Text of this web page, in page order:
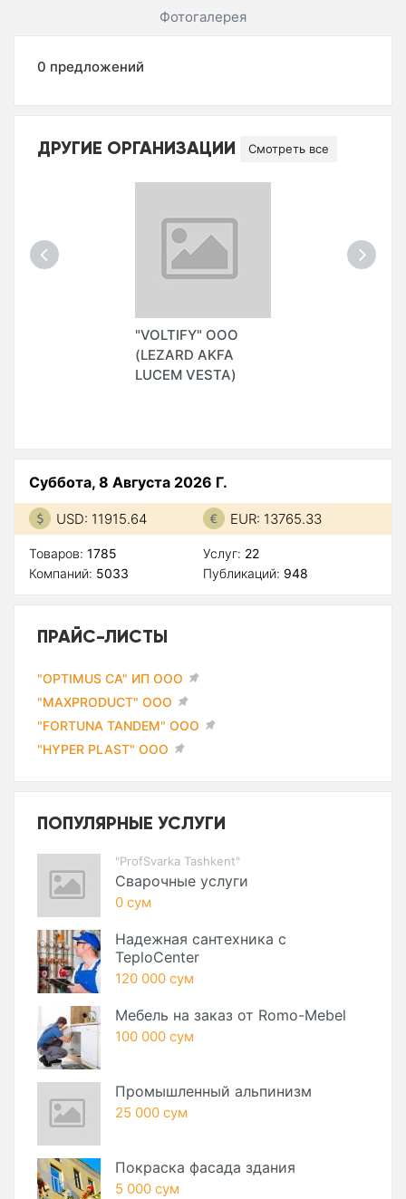
Фотогалерея
0 предложений
ДРУГИЕ ОРГАНИЗАЦИИ Смотреть все
"VOLTIFY" ООО
(LEZARD AKFA
LUCEM VESTA)
Суббота, 8 Августа 2026 Г.
USD: 11915.64 EUR: 13765.33
Товаров: 1785
Компаний: 5033
Услуг: 22
Публикаций: 948
ПРАЙС-ЛИСТЫ
"OPTIMUS CA" ИП ООО
"MAXPRODUCT" ООО
"FORTUNA TANDEM" ООО
"HYPER PLAST" ООО
ПОПУЛЯРНЫЕ УСЛУГИ
"ProfSvarka Tashkent"
Сварочные услуги
0 сум
Надежная сантехника с
TeploCenter
120 000 сум
Мебель на заказ от Romo-Mebel
100 000 сум
Промышленный альпинизм
25 000 сум
Покраска фасада здания
5 000 сум